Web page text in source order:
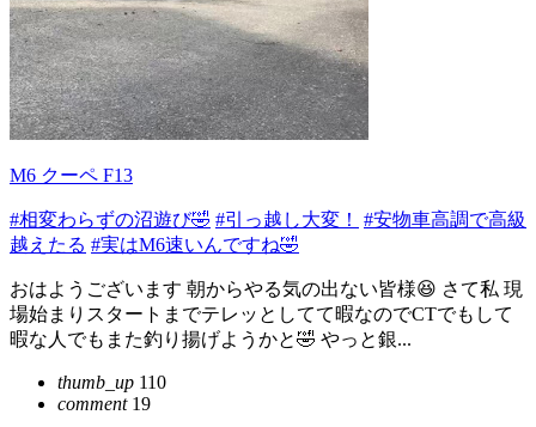
M6 クーペ F13
#相変わらずの沼遊び🤣 #引っ越し大変！
#安物車高調で高級
越えたる #実はM6速いんですね🤣
おはようございます 朝からやる気の出ない皆様😆 さて私 現
場始まりスタートまでテレッとしてて暇なのでCTでもして
暇な人でもまた釣り揚げようかと🤣 やっと銀...
thumb_up 110
comment19